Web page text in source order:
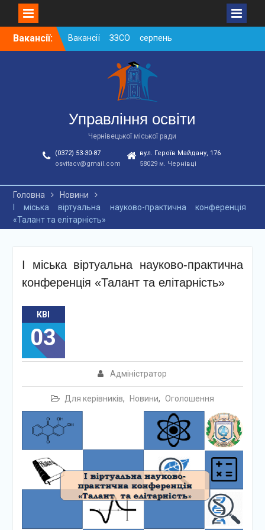
SkipВакансії:
Вакансії ЗЗСО серпень
2026
Вакансії ЗЗСО червень
Вакансії у ЗДО та
дошкільних підрозділах
ЗЗСО станом на
01.08.2026 р.
Управління освіти
Чернівецької міської ради
(0372) 53-30-87
osvitacv@gmail.com
вул. Героїв Майдану, 176
58029 м. Чернівці
Головна
Новини
І міська віртуальна науково-практична конференція
«Талант та елітарність»
І міська віртуальна науково-практична
конференція «Талант та елітарність»
КВІ
03
Адміністратор
Для керівників, Новини, Оголошення